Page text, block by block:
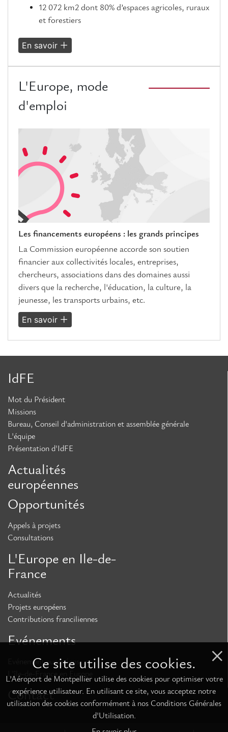
12 072 km2 dont 80% d’espaces agricoles, ruraux
et forestiers
En savoir
L'Europe, mode
d'emploi
Les financements européens : les grands principes
La Commission européenne accorde son soutien
financier aux collectivités locales, entreprises,
chercheurs, associations dans des domaines aussi
divers que la recherche, l'éducation, la culture, la
jeunesse, les transports urbains, etc.
En savoir
IdFE
Mot du Président
Missions
Bureau, Conseil d'administration et assemblée générale
L'équipe
Présentation d'IdFE
Actualités
européennes
Opportunités
Appels à projets
Consultations
L'Europe en Ile-de-
France
Actualités
Projets européens
Contributions franciliennes
Evénements
Evénement européens
L'île-de-France en Europe
Contact
Ce site utilise des cookies.
L’Aéroport de Montpellier utilise des cookies pour optimiser votre
expérience utilisateur. En utilisant ce site, vous acceptez notre
utilisation des cookies conformément à nos Conditions Générales
d'Utilisation.